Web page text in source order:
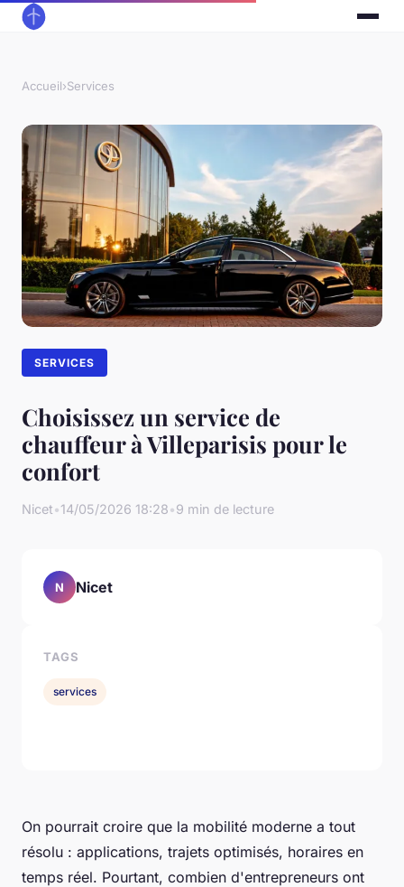
Accueil›Services
SERVICES
Choisissez un service de
chauffeur à Villeparisis pour le
confort
Nicet•14/05/2026 18:28•9 min de lecture
On pourrait croire que la mobilité moderne a tout
résolu : applications, trajets optimisés, horaires en
temps réel. Pourtant, combien d'entrepreneurs ont
N Nicet
TAGS
services